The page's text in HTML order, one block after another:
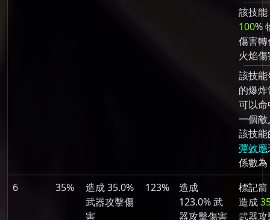
該技能
100%
傷害
火焰
該技
的爆
可以
一個敵
該技能
彈效應
係數為
6
35%
造成 35.0%
武器攻擊傷
害
123%
造成
123.0% 武
器攻擊傷害
標記箭
造成
武器